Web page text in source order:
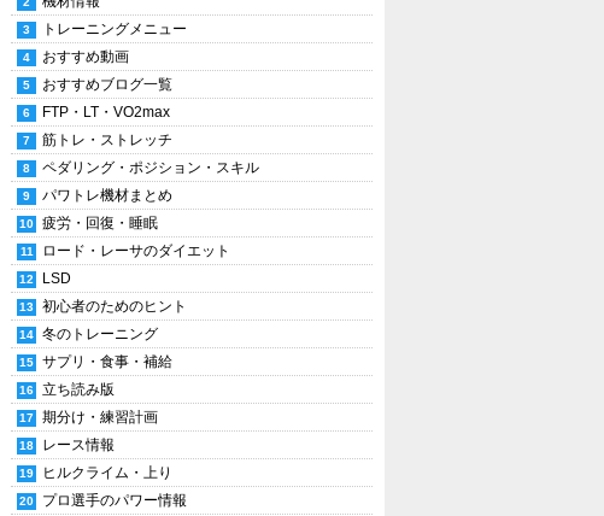
トレーニングメニュー
おすすめ動画
おすすめブログ一覧
FTP・LT・VO2max
筋トレ・ストレッチ
ペダリング・ポジション・スキル
パワトレ機材まとめ
疲労・回復・睡眠
ロード・レーサのダイエット
LSD
初心者のためのヒント
冬のトレーニング
サプリ・食事・補給
立ち読み版
期分け・練習計画
レース情報
ヒルクライム・上り
プロ選手のパワー情報